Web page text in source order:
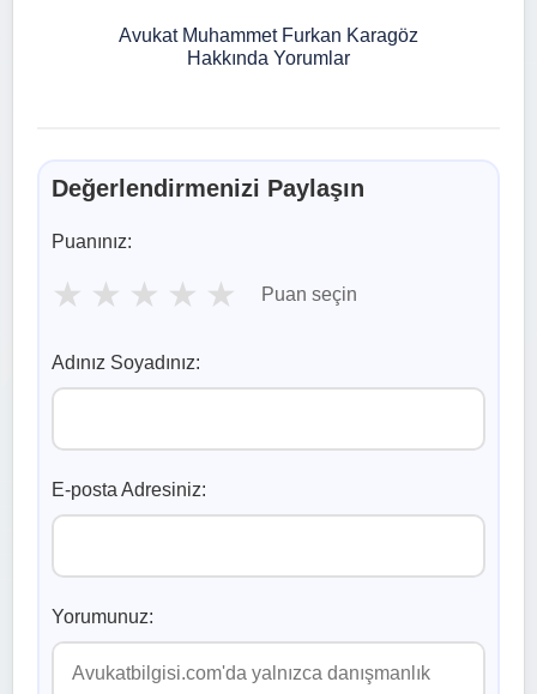
Avukat Muhammet Furkan Karagöz
Hakkında Yorumlar
Değerlendirmenizi Paylaşın
Puanınız:
★ ★ ★ ★ ★ Puan seçin
Adınız Soyadınız:
E-posta Adresiniz:
Yorumunuz: